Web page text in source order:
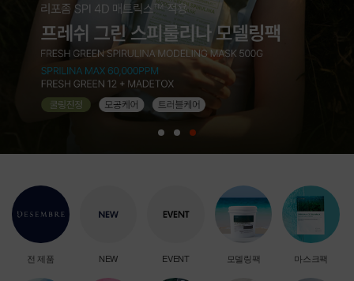
전 제품 NEW EVENT 모델링팩 마스크팩